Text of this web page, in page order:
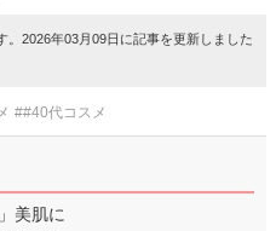
2026年03月09日に記事を更新しました
##40代コスメ
美肌に